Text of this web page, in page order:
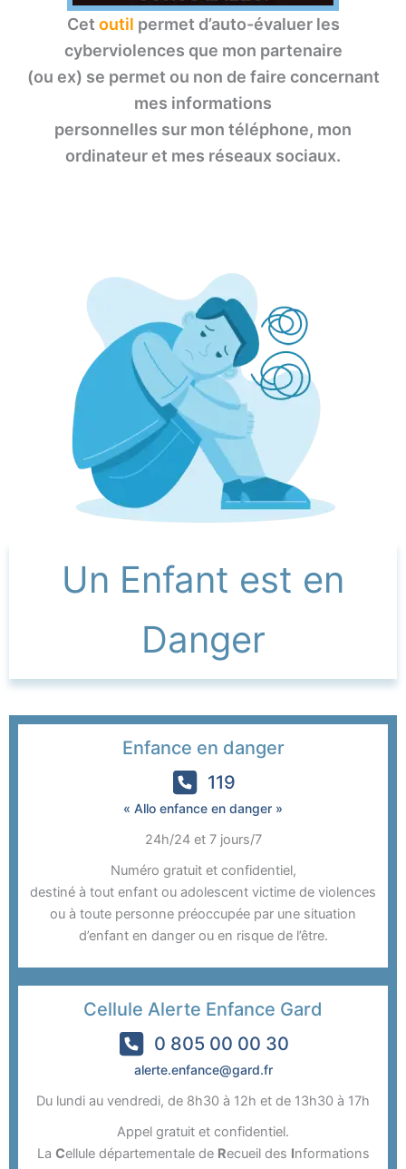
Cet outil permet d’auto-évaluer les
cyberviolences que mon partenaire
(ou ex) se permet ou non de faire concernant
mes informations
personnelles sur mon téléphone, mon
ordinateur et mes réseaux sociaux.
Un Enfant est en
Danger
Enfance en danger
119
« Allo enfance en danger »
24h/24 et 7 jours/7
Numéro gratuit et confidentiel,
destiné à tout enfant ou adolescent victime de violences
ou à toute personne préoccupée par une situation
d’enfant en danger ou en risque de l’être.
Cellule Alerte Enfance Gard
0 805 00 00 30
alerte.enfance@gard.fr
Du lundi au vendredi, de 8h30 à 12h et de 13h30 à 17h
Appel gratuit et confidentiel.
La Cellule départementale de Recueil des Informations